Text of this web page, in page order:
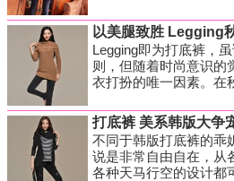
以美腿致胜 Legging
Legging即为打底裤，
则，但随着时尚意识的
衣打扮的唯一因素。在
打底裤 美系韩版大争
不同于韩版打底裤的乖
说是非常自由自在，从
各种天马行空的设计都